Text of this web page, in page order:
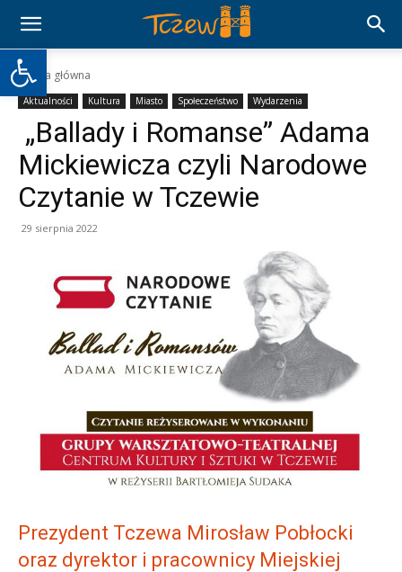
Otwórz pasek narzędzi
Strona główna
Aktualności Kultura Miasto Społeczeństwo Wydarzenia
„Ballady i Romanse” Adama
Mickiewicza czyli Narodowe
Czytanie w Tczewie
29 sierpnia 2022
Prezydent Tczewa Mirosław Pobłocki
oraz dyrektor i pracownicy Miejskiej